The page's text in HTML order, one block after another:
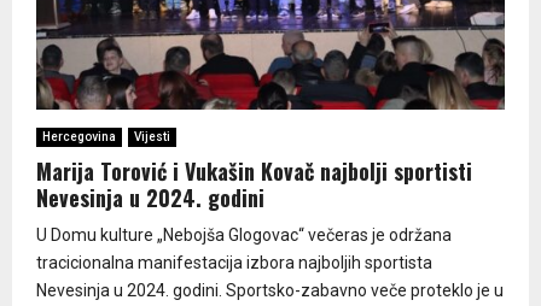
Hercegovina Vijesti
Marija Torović i Vukašin Kovač najbolji sportisti
Nevesinja u 2024. godini
U Domu kulture „Nebojša Glogovac“ večeras je održana
tracicionalna manifestacija izbora najboljih sportista
Nevesinja u 2024. godini. Sportsko-zabavno veče proteklo je u